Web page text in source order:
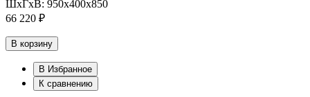
ШхГхВ: 950х400х850
66 220 ₽
В корзину
В Избранное
К сравнению